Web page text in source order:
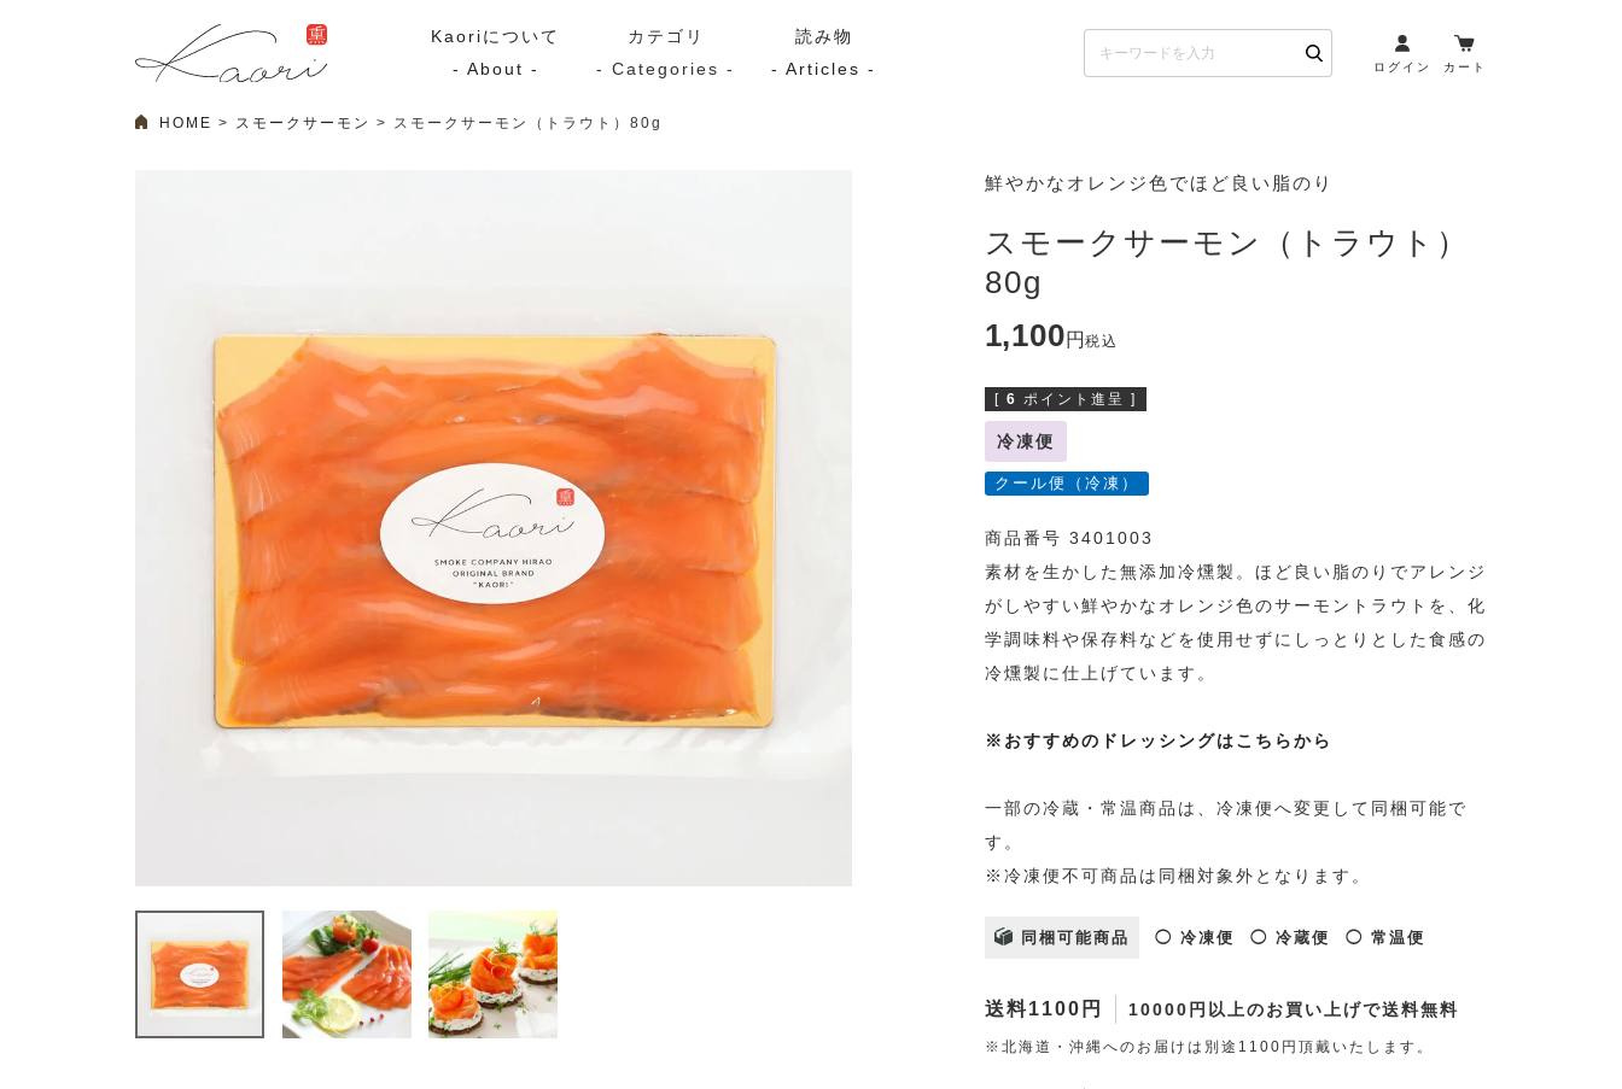
Kaoriについて
- About -
カテゴリ
- Categories -
Kaoriセレクト
ワイン・スパークリング
特集・期間限定セール 送料無料 サブスク（定期コース・頒布会）
読み物
- Articles -
ログイン カート
HOME スモークサーモン スモークサーモン（トラウト）80g
鮮やかなオレンジ色でほど良い脂のり
スモークサーモン（トラウト）
80g
1,100
税込
[ 6 ポイント進呈 ]
冷凍便
クール便（冷凍）
商品番号 3401003
素材を生かした無添加冷燻製。ほど良い脂のりでアレンジ
がしやすい鮮やかなオレンジ色のサーモントラウトを、化
学調味料や保存料などを使用せずにしっとりとした食感の
冷燻製に仕上げています。
※おすすめのドレッシングはこちらから
一部の冷蔵・常温商品は、冷凍便へ変更して同梱可能で
す。
※冷凍便不可商品は同梱対象外となります。
同梱可能商品 ◯ 冷凍便 ◯ 冷蔵便 ◯ 常温便
送料1100円 10000円以上のお買い上げで送料無料
※北海道・沖縄へのお届けは別途1100円頂戴いたします。